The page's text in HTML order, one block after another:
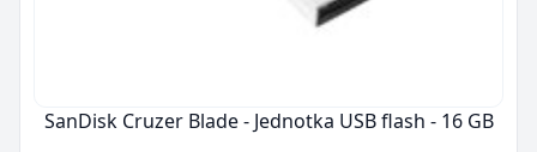
SanDisk Cruzer Blade - Jednotka USB flash - 16 GB